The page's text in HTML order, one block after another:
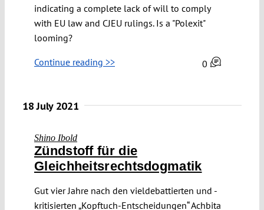
indicating a complete lack of will to comply
with EU law and CJEU rulings. Is a "Polexit"
looming?
Continue reading >> 0
18 July 2021
Shino Ibold
Zündstoff für die
Gleichheitsrechtsdogmatik
Gut vier Jahre nach den vieldebattierten und -
kritisierten „Kopftuch-Entscheidungen“ Achbita